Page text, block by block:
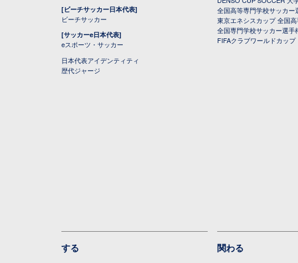
[ビーチサッカー日本代表]
ビーチサッカー
[サッカーe日本代表]
eスポーツ・サッカー
日本代表アイデンティティ
歴代ジャージ
全国高等専門学校サッカー
東京エネシスカップ 全国
全国専門学校サッカー選手
FIFAクラブワールドカップ
する 関わる